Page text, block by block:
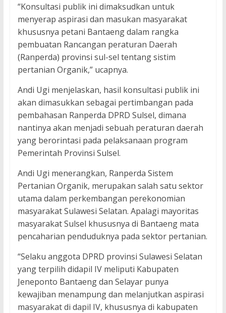
“Konsultasi publik ini dimaksudkan untuk
menyerap aspirasi dan masukan masyarakat
khususnya petani Bantaeng dalam rangka
pembuatan Rancangan peraturan Daerah
(Ranperda) provinsi sul-sel tentang sistim
pertanian Organik,” ucapnya.
Andi Ugi menjelaskan, hasil konsultasi publik ini
akan dimasukkan sebagai pertimbangan pada
pembahasan Ranperda DPRD Sulsel, dimana
nantinya akan menjadi sebuah peraturan daerah
yang berorintasi pada pelaksanaan program
Pemerintah Provinsi Sulsel.
Andi Ugi menerangkan, Ranperda Sistem
Pertanian Organik, merupakan salah satu sektor
utama dalam perkembangan perekonomian
masyarakat Sulawesi Selatan. Apalagi mayoritas
masyarakat Sulsel khususnya di Bantaeng mata
pencaharian penduduknya pada sektor pertanian.
“Selaku anggota DPRD provinsi Sulawesi Selatan
yang terpilih didapil IV meliputi Kabupaten
Jeneponto Bantaeng dan Selayar punya
kewajiban menampung dan melanjutkan aspirasi
masyarakat di dapil IV, khususnya di kabupaten